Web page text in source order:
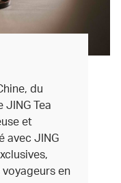
du
JING Tea
et
avec JING
en